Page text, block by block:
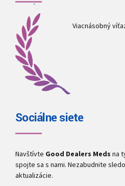
Viacnásobný
Sociálne siete
Navštívte Good Dealers Meds na
spojte sa s nami. Nezabudnite
aktualizácie.